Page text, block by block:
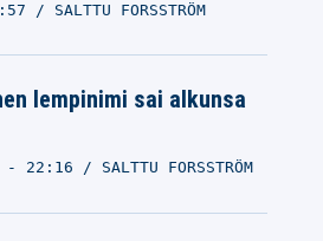
SALTTU FORSSTRÖM
lempinimi sai alkunsa
- 22:16 SALTTU FORSSTRÖM